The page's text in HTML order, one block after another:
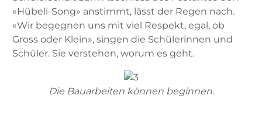
«Hübeli-Song» anstimmt, lässt der Regen nach.
«Wir begegnen uns mit viel Respekt, egal, ob
Gross oder Klein», singen die Schülerinnen und
Schüler. Sie verstehen, worum es geht.
Die Bauarbeiten können beginnen.